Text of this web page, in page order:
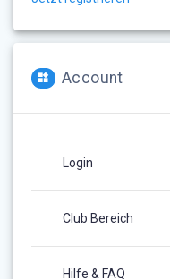
Account
Login
Club Bereich
Hilfe & FAQ